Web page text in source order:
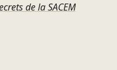
de la SACEM